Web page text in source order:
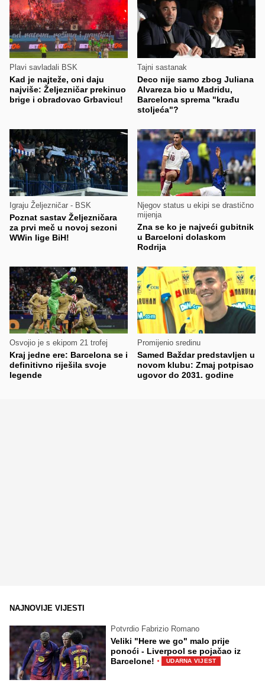
Plavi savladali BSK
Kad je najteže, oni daju
najviše: Željezničar prekinuo
brige i obradovao Grbavicu!
Tajni sastanak
Deco nije samo zbog Juliana
Alvareza bio u Madridu,
Barcelona sprema "krađu
stoljeća"?
Igraju Željezničar - BSK
Poznat sastav Željezničara
za prvi meč u novoj sezoni
WWin lige BiH!
Njegov status u ekipi se drastično
mijenja
Zna se ko je najveći gubitnik
u Barceloni dolaskom
Rodrija
Osvojio je s ekipom 21 trofej
Kraj jedne ere: Barcelona se i
definitivno riješila svoje
legende
Promijenio sredinu
Samed Baždar predstavljen u
novom klubu: Zmaj potpisao
ugovor do 2031. godine
NAJNOVIJE VIJESTI
Potvrdio Fabrizio Romano
Veliki "Here we go" malo prije
ponoći - Liverpool se pojačao iz
Barcelone! · UDARNA VIJEST